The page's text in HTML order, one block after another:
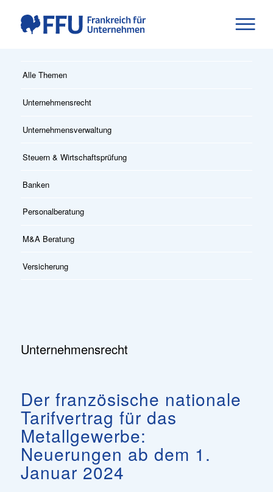
Alle Themen
Unternehmensrecht
Unternehmensverwaltung
Steuern & Wirtschaftsprüfung
Banken
Personalberatung
M&A Beratung
Versicherung
Unternehmensrecht
Der französische nationale
Tarifvertrag für das
Metallgewerbe:
Neuerungen ab dem 1.
Januar 2024